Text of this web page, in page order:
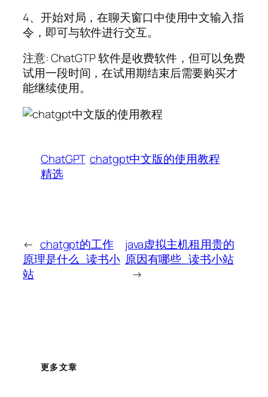
4、开始对局，在聊天窗口中使用中文输入指
令，即可与软件进行交互。
注意: ChatGTP 软件是收费软件，但可以免费
试用一段时间，在试用期结束后需要购买才
能继续使用。
ChatGPT chatgpt中文版的使用教程
精选
← chatgpt的工作
原理是什么_读书小
站
java虚拟主机租用贵的
原因有哪些_读书小站
→
更多文章